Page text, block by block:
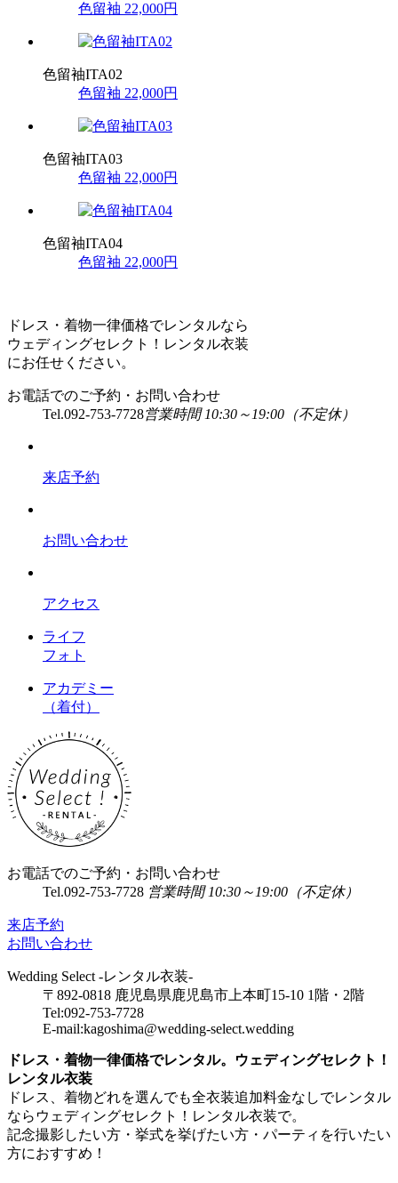
色留袖 22,000円
色留袖ITA02
色留袖 22,000円
色留袖ITA03
色留袖 22,000円
色留袖ITA04
色留袖 22,000円
ドレス・着物一律価格でレンタルなら
ウェディングセレクト！レンタル衣装
にお任せください。
お電話でのご予約・お問い合わせ
Tel.092-753-7728営業時間 10:30～19:00（不定休）
来店予約
お問い合わせ
アクセス
ライフ
フォト
アカデミー
（着付）
お電話でのご予約・お問い合わせ
Tel.092-753-7728 営業時間 10:30～19:00（不定休）
来店予約
お問い合わせ
Wedding Select -レンタル衣装-
〒892-0818 鹿児島県鹿児島市上本町15-10 1階・2階
Tel:092-753-7728
E-mail:kagoshima@wedding-select.wedding
ドレス・着物一律価格でレンタル。ウェディングセレクト！
レンタル衣装
ドレス、着物どれを選んでも全衣装追加料金なしでレンタル
ならウェディングセレクト！レンタル衣装で。
記念撮影したい方・挙式を挙げたい方・パーティを行いたい
方におすすめ！